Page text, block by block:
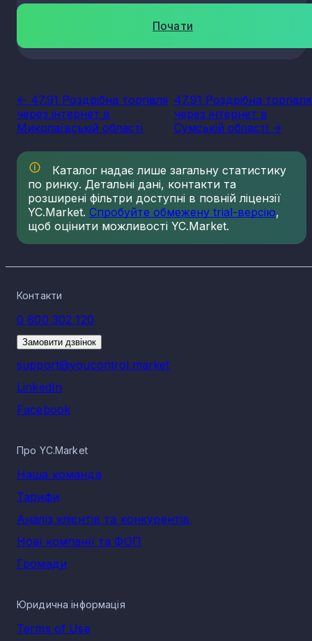
Почати
<- 47.91 Роздрібна торгівля
через інтернет в
Миколаївській області
47.91 Роздрібна торгівля
через інтернет в
Сумській області ->
Каталог надає лише загальну статистику
по ринку. Детальні дані, контакти та
розширені фільтри доступні в повній ліцензії
YC.Market. Спробуйте обмежену trial-версію,
щоб оцінити можливості YC.Market.
Контакти
0 800 302 120
Замовити дзвінок
support@youcontrol.market
LinkedIn
Facebook
Про YC.Market
Наша команда
Тарифи
Аналіз клієнтів та конкурентів
Нові компанії та ФОП
Громади
Юридична інформація
Terms of Use